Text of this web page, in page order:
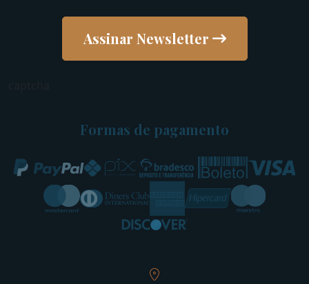
Assinar Newsletter
Formas de pagamento